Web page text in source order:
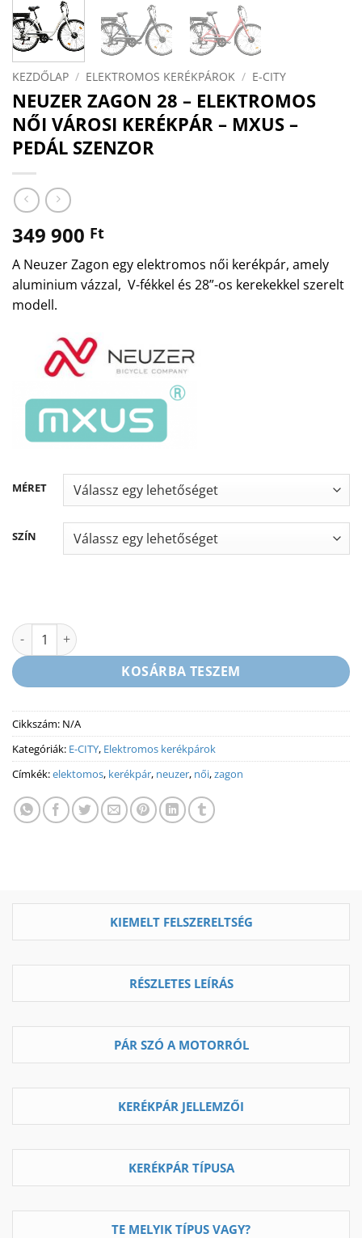
KEZDŐLAP / ELEKTROMOS KERÉKPÁROK / E-CITY
NEUZER ZAGON 28 – ELEKTROMOS
NŐI VÁROSI KERÉKPÁR – MXUS –
PEDÁL SZENZOR
349 900 Ft
A Neuzer Zagon egy elektromos női kerékpár, amely
aluminium vázzal, V-fékkel és 28”-os kerekekkel szerelt
modell.
MÉRET
SZÍN
NEUZER ZAGON 28 - ELEKTROMOS NŐI VÁROSI KERÉKPÁR -
KOSÁRBA TESZEM
Cikkszám: N/A
Kategóriák: E-CITY, Elektromos kerékpárok
Címkék:elektomos, kerékpár, neuzer, női,zagon
KIEMELT FELSZERELTSÉG
RÉSZLETES LEÍRÁS
PÁR SZÓ A MOTORRÓL
KERÉKPÁR JELLEMZŐI
KERÉKPÁR TÍPUSA
TE MELYIK TÍPUS VAGY?